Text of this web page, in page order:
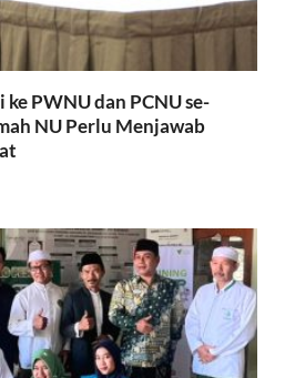
PWNU dan PCNU se-
NU Perlu Menjawab